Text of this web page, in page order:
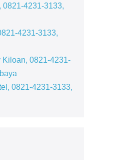
0821-4231-3133,
4231-3133,
0821-4231-
0821-4231-3133,